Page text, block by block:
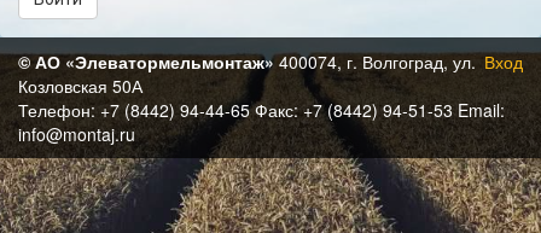
Вход
© АО «Элеватормельмонтаж»400074, г. Волгоград, ул.
Козловская 50А
Телефон: +7 (8442) 94-44-65 Факс: +7 (8442) 94-51-53 Email:
info@montaj.ru